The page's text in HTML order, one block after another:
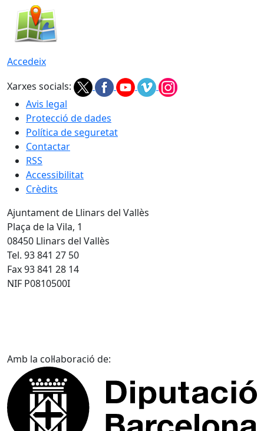
Accedeix
Xarxes socials:
Avis legal
Protecció de dades
Política de seguretat
Contactar
RSS
Accessibilitat
Crèdits
Ajuntament de Llinars del Vallès
Plaça de la Vila, 1
08450 Llinars del Vallès
Tel. 93 841 27 50
Fax 93 841 28 14
NIF P0810500I
Amb la col·laboració de: